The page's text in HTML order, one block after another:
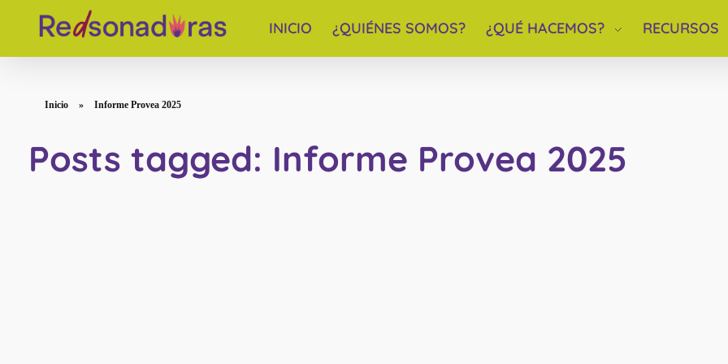
Red de periodistas venezolanas
INICIO ¿QUIÉNES SOMOS? ¿QUÉ HACEMOS? RECURSOS
Inicio » Informe Provea 2025
Posts tagged: Informe Provea 2025